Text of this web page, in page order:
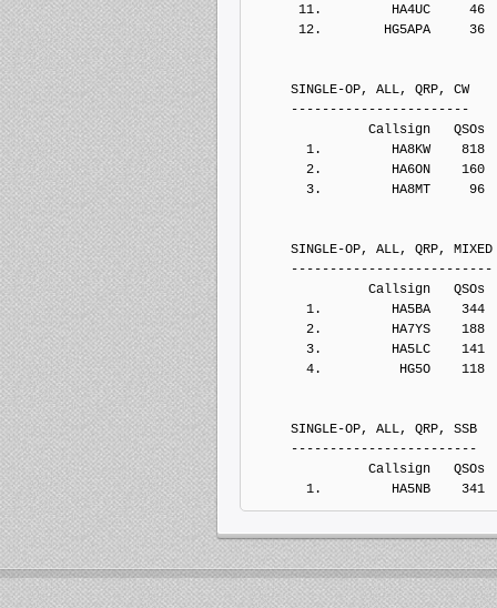
11.         HA4UC     46
12.        HG5APA     36
SINGLE-OP, ALL, QRP, CW
-----------------------
Callsign   QSOs  Points
1.         HA8KW    818
2.         HA6ON    160
3.         HA8MT     96
SINGLE-OP, ALL, QRP, MIXED
--------------------------
Callsign   QSOs  Points
1.         HA5BA    344
2.         HA7YS    188
3.         HA5LC    141
4.          HG5O    118
SINGLE-OP, ALL, QRP, SSB
------------------------
Callsign   QSOs  Points
1.         HA5NB    341